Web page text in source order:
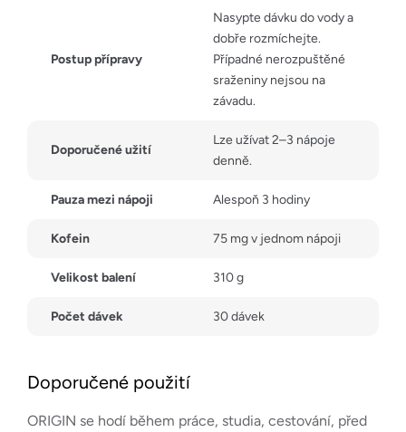
Postup přípravy
Nasypte dávku do vody a
dobře rozmíchejte.
Případné nerozpuštěné
sraženiny nejsou na
závadu.
Doporučené užití
Lze užívat 2–3 nápoje
denně.
Pauza mezi nápoji Alespoň 3 hodiny
Kofein 75 mg v jednom nápoji
Velikost balení 310 g
Počet dávek 30 dávek
Doporučené použití
ORIGIN se hodí během práce, studia, cestování, před